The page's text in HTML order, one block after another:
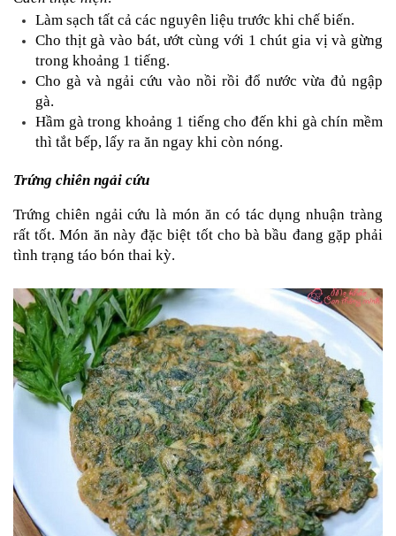
Làm sạch tất cả các nguyên liệu trước khi chế biến.
Cho thịt gà vào bát, ướt cùng với 1 chút gia vị và gừng
trong khoảng 1 tiếng.
Cho gà và ngải cứu vào nồi rồi đổ nước vừa đủ ngập
gà.
Hầm gà trong khoảng 1 tiếng cho đến khi gà chín mềm
thì tắt bếp, lấy ra ăn ngay khi còn nóng.
Trứng chiên ngải cứu
Trứng chiên ngải cứu là món ăn có tác dụng nhuận tràng
rất tốt. Món ăn này đặc biệt tốt cho bà bầu đang gặp phải
tình trạng táo bón thai kỳ.